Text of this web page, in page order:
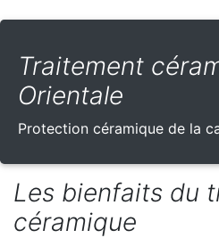
Traitement
Orientale
Protection céramique de la
Les bienfaits du
céramique